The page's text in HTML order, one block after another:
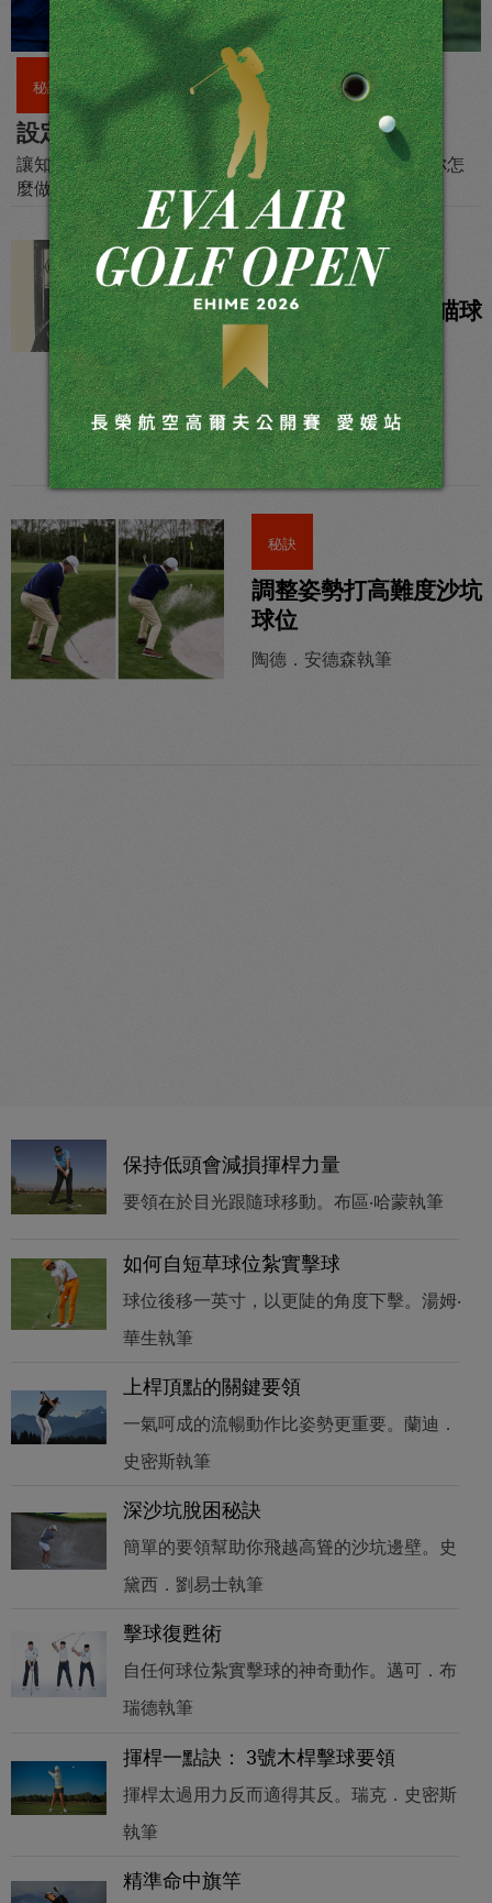
秘訣
設定新年度的高爾夫目標
讓知名美國 PGA 教練暨專欄作家 Brendon Elliott 告訴你怎
麼做
秘訣
用一面鏡子來檢查瞄球
姿勢
秘訣
調整姿勢打高難度沙坑
球位
陶德．安德森執筆
保持低頭會減損揮桿力量
要領在於目光跟隨球移動。布區‧哈蒙執筆
如何自短草球位紮實擊球
球位後移一英寸，以更陡的角度下擊。湯姆‧
華生執筆
上桿頂點的關鍵要領
一氣呵成的流暢動作比姿勢更重要。蘭迪．
史密斯執筆
深沙坑脫困秘訣
簡單的要領幫助你飛越高聳的沙坑邊壁。史
黛西．劉易士執筆
擊球復甦術
自任何球位紮實擊球的神奇動作。邁可．布
瑞德執筆
揮桿一點訣： 3號木桿擊球要領
揮桿太過用力反而適得其反。瑞克．史密斯
執筆
精準命中旗竿